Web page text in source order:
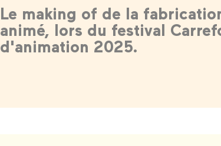
Le making of de la
animé, lors du festival
d'animation 2025.